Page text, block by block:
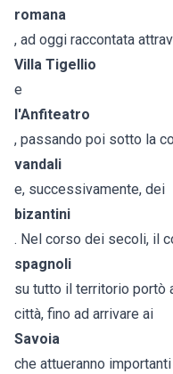
romana
, ad oggi raccontata
Villa Tigellio
e
l'Anfiteatro
, passando poi sotto la
vandali
e, successivamente, dei
bizantini
. Nel corso dei secoli, il
spagnoli
su tutto il territorio portò
città, fino ad arrivare ai
Savoia
che attueranno